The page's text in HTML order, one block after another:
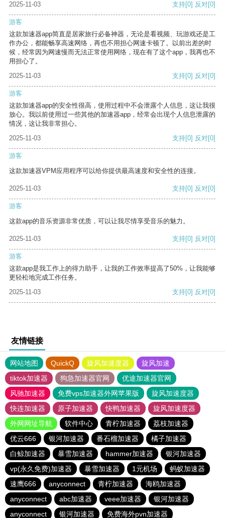
2025-11-03 支持[0] 反对[0]
游客
这款加速器app简直是居家旅行必备神器，无论是看视频、玩游戏还是工
作办公，都能畅享高速网络，再也不用担心网速卡顿了。以前出差的时
候，经常因为网速慢而无法正常使用网络，现在有了这个app，我再也不
用担心了。
2025-11-03
支持[0] 反对[0]
游客
这款加速器app的安全性很高，使用过程中不会泄露个人信息，这让我很
放心。我以前使用过一些其他的加速器app，经常会出现个人信息泄露的
情况，这让我非常担心。
2025-11-03
支持[0] 反对[0]
游客
这款加速器VPM应用程序可以给你提供最高速度和安全性的连接。
2025-11-03 支持[0] 反对[0]
游客
这款app的音乐资源非常优质，可以让我尽情享受音乐的魅力。
2025-11-03 支持[0] 反对[0]
游客
这款app是我工作上的得力助手，让我的工作效率提高了50%，让我能够
更轻松地完成工作任务。
2025-11-03
支持[0] 反对[0]
友情链接
网站地图 QuickQ 旋风加速度器
旋风加速
tiktok加速器
狗急加速器官网
优途加速器官网
风驰加速器
免费vps加速器外网苹果版
旋风加速度器
快连加速器
原子加速器 快鸭加速器
旋风加速度器
外网网址导航
软件中心 青柠加速器
荔枝加速器
优云666
银河加速器 番石榴加速器
橘子加速器
白鲸加速器
暴雪加速器 hammer加速器
银河加速器
vp(永久免费)加速器
暴雪加速器 1元机场
蚂蚁加速器
速鹰666
anyconnect 青柠加速器
海鸥加速器
anyconnect
abc加速器 veee加速器
银河加速器
anyconnect
银河加速器 免费海外pvn加速器